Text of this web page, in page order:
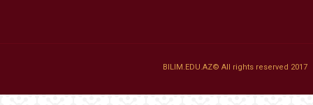
BILIM.EDU.AZ© All rights reserved 2017